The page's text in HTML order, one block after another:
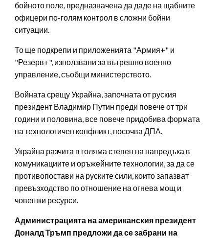
бойното поле, предназначена да даде на щабните
офицери по-голям контрол в сложни бойни
ситуации.
То ще подкрепи и приложенията "Армия+" и
"Резерв+", използвани за вътрешно военно
управление, съобщи министерството.
Войната срещу Украйна, започната от руския
президент Владимир Путин преди повече от три
години и половина, все повече придобива формата
на технологичен конфликт, посочва ДПА.
Украйна разчита в голяма степен на напредъка в
комуникациите и оръжейните технологии, за да се
противопостави на руските сили, които запазват
превъзходство по отношение на огнева мощ и
човешки ресурси.
Администрацията на американския президент
Доналд Тръмп предложи да се забрани на